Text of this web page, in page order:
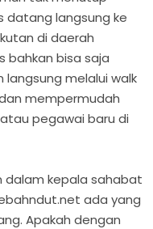
datang langsung ke
di daerah
bahkan bisa saja
langsung melalui walk
mempermudah
pegawai baru di
dalam kepala sahabat
ada yang
Apakah dengan